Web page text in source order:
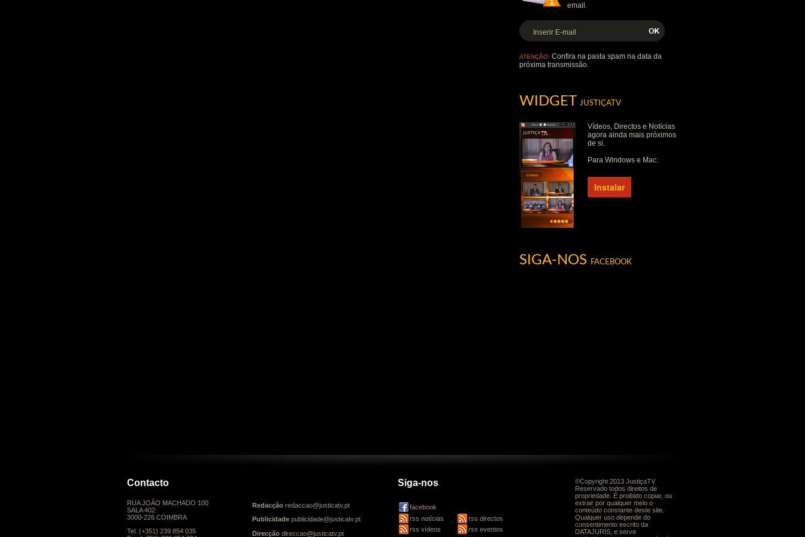
email.
ATENÇÃO: Confira na pasta spam na data da
próxima transmissão.
WIDGET JUSTIÇATV
Vídeos, Directos e Notícias
agora ainda mais próximos
de si.
Para Windows e Mac:
Instalar
SIGA-NOS FACEBOOK
Contacto
RUA JOÃO MACHADO 100
SALA 402
3000-226 COIMBRA
Tel. (+351) 239 854 035
Redacção redaccao@justicatv.pt
Publicidade publicidade@justicatv.pt
Direcção direccao@justicatv.pt
Siga-nos
facebook
rss notícias
rss directos
rss vídeos
rss eventos
©Copyright 2013 JustiçaTV
Reservado todos direitos de
propriedade. É proibido copiar, ou
extrair por qualquer meio o
conteúdo constante deste site.
Qualquer uso depende do
consentimento escrito da
DATAJURIS, e serve